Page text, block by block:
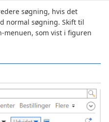
søgning, hvis det
normal søgning. Skift til
menuen, som vist i figuren